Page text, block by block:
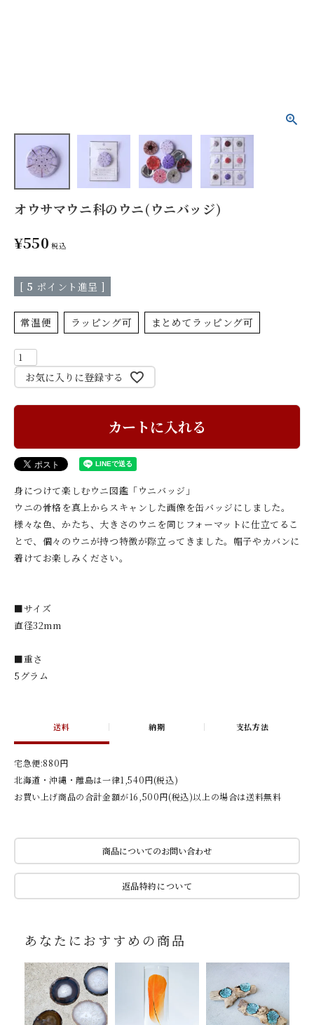
オウサマウニ科のウニ(ウニバッジ)
¥550 税込
[ 5 ポイント進呈 ]
常温便 ラッピング可 まとめてラッピング可
お気に入りに登録する
カートに入れる
身につけて楽しむウニ図鑑「ウニバッジ」
ウニの骨格を真上からスキャンした画像を缶バッジにしました。
様々な色、かたち、大きさのウニを同じフォーマットに仕立てるこ
とで、個々のウニが持つ特徴が際立ってきました。帽子やカバンに
着けてお楽しみください。
■サイズ
直径32mm
■重さ
5グラム
送料 納期 支払方法
宅急便:880円
北海道・沖縄・離島は一律1,540円(税込)
お買い上げ商品の合計金額が16,500円(税込)以上の場合は送料無料
商品についてのお問い合わせ
返品特約について
あなたにおすすめの商品